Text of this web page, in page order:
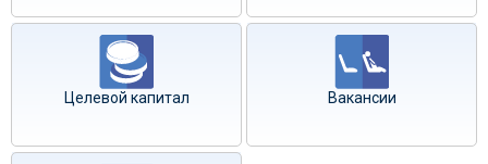
Целевой капитал Вакансии